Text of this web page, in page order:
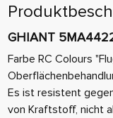
GHIANT
Farbe RC Colours
Es ist resistent
von Kraftstoff, nicht